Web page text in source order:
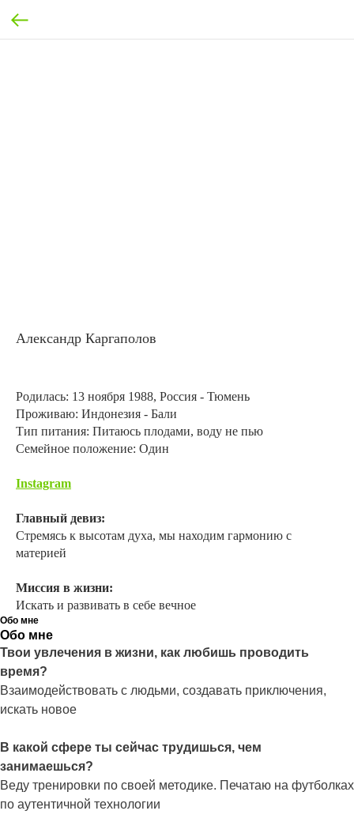
Александр Каргаполов
Родилась: 13 ноября 1988, Россия - Тюмень
Проживаю: Индонезия - Бали
Тип питания: Питаюсь плодами, воду не пью
Семейное положение: Один
Instagram
Главный девиз:
Стремясь к высотам духа, мы находим гармонию с
материей
Миссия в жизни:
Искать и развивать в себе вечное
Обо мне
Обо мне
Твои увлечения в жизни, как любишь проводить
время?
Взаимодействовать с людьми, создавать приключения,
искать новое
В какой сфере ты сейчас трудишься, чем
занимаешься?
Веду тренировки по своей методике. Печатаю на футболках
по аутентичной технологии